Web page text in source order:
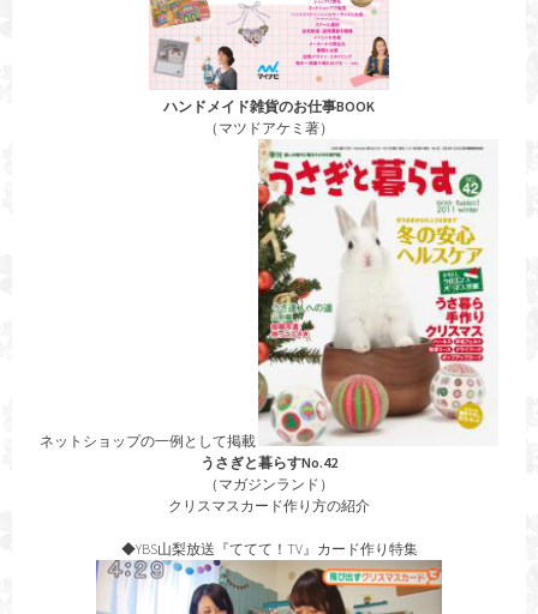
ハンドメイド雑貨のお仕事BOOK
（マツドアケミ著）
ネットショップの一例として掲載
うさぎと暮らすNo.42
（マガジンランド）
クリスマスカード作り方の紹介
◆YBS山梨放送『ててて！TV』カード作り特集